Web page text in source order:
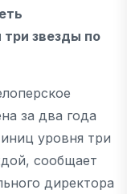
три звезды по
за два года
уровня три
сообщает
директора